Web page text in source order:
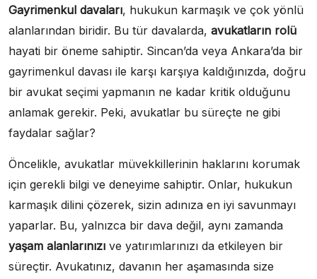
Gayrimenkul davaları, hukukun karmaşık ve çok yönlü
alanlarından biridir. Bu tür davalarda, avukatların rolü
hayati bir öneme sahiptir. Sincan’da veya Ankara’da bir
gayrimenkul davası ile karşı karşıya kaldığınızda, doğru
bir avukat seçimi yapmanın ne kadar kritik olduğunu
anlamak gerekir. Peki, avukatlar bu süreçte ne gibi
faydalar sağlar?
Öncelikle, avukatlar müvekkillerinin haklarını korumak
için gerekli bilgi ve deneyime sahiptir. Onlar, hukukun
karmaşık dilini çözerek, sizin adınıza en iyi savunmayı
yaparlar. Bu, yalnızca bir dava değil, aynı zamanda
yaşam alanlarınızı ve yatırımlarınızı da etkileyen bir
süreçtir. Avukatınız, davanın her aşamasında size